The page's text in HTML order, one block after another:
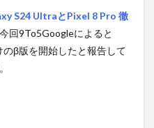
S24 UltraとPixel 8 Pro 徹
回9To5Googleによると
β版を開始したと報告して